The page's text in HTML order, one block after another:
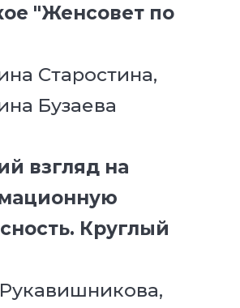
"Женсовет по
Старостина,
Бузаева
взгляд на
Круглый